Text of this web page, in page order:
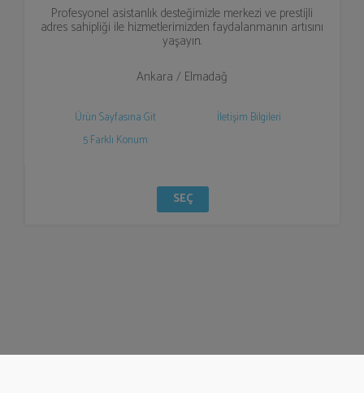
Profesyonel asistanlık desteğimizle merkezi ve prestijli
adres sahipliği ile hizmetlerimizden faydalanmanın artısını
yaşayın.
Ankara / Elmadağ
Ürün Sayfasına Git
İletişim Bilgileri
5 Farklı Konum
SEÇ